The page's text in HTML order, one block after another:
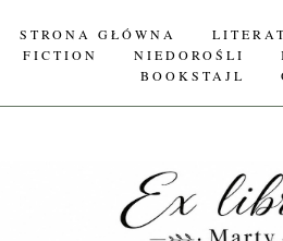
STRONA GŁÓWNA
FICTION
NIEDOROŚLI
BOOKSTAJL